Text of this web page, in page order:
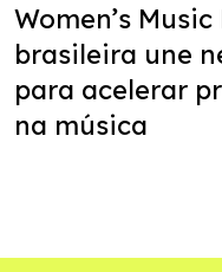
Women’s
brasileira une
para acelerar
na música